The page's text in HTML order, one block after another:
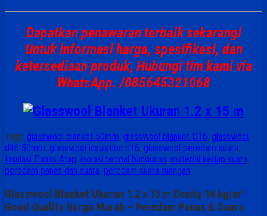
Dapatkan penawaran terbaik sekarang!
Untuk informasi harga, spesifikasi, dan
ketersediaan produk, Hubungi tim kami via
WhatsApp. /085645321068
Tags: glasswool blanket 50mm, glasswool blanket D16, glasswool
d16 50mm, glasswool insulation d16, glasswool peredam suara,
Insulasi Panas Atap, isolasi termal bangunan, material kedap suara,
peredam panas dan suara, peredam suara ruangan
Glasswool Blanket Ukuran 1.2 x 15 m Desity 16 kg/m³
Good Quality Harga Murah – Peredam Panas & Suara